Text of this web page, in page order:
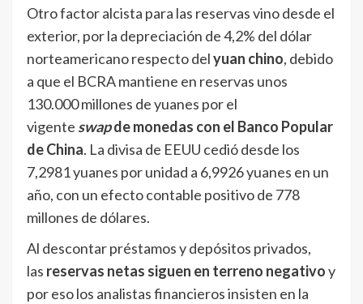
Otro factor alcista para las reservas vino desde el
exterior, por la depreciación de 4,2% del dólar
norteamericano respecto delyuan chino, debido
a que el BCRA mantiene en reservas unos
130.000 millones de yuanes por el
vigente swapde monedas con el Banco Popular
de China. La divisa de EEUU cedió desde los
7,2981 yuanes por unidad a 6,9926 yuanes en un
año, con un efecto contable positivo de 778
millones de dólares.
Al descontar préstamos y depósitos privados,
las reservas netas siguen en terreno negativoy
por eso los analistas financieros insisten en la